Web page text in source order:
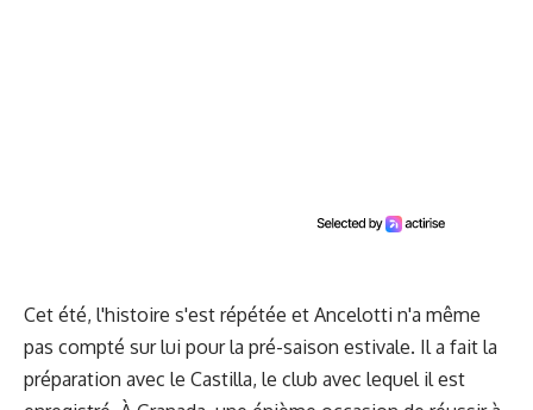
Cet été, l'histoire s'est répétée et Ancelotti n'a même
pas compté sur lui pour la pré-saison estivale. Il a fait la
préparation avec le Castilla, le club avec lequel il est